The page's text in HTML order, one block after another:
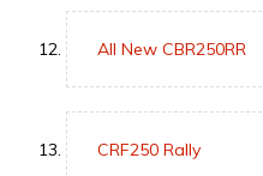
All New CBR250RR
CRF250 Rally